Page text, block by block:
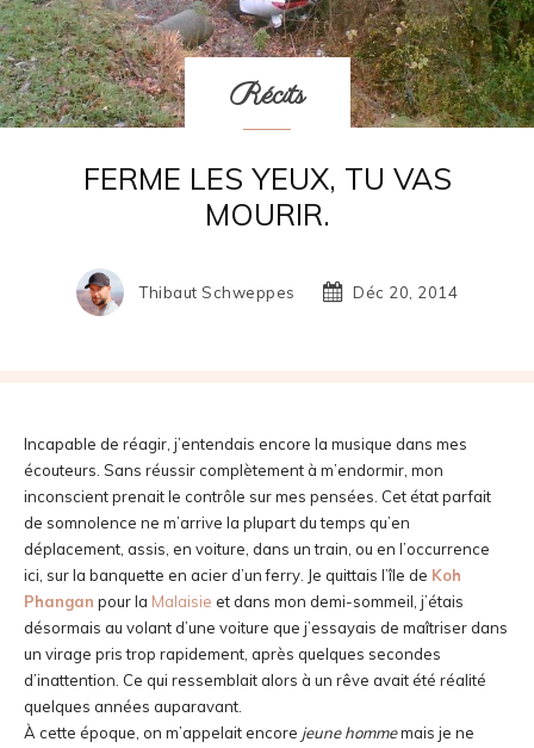
Récits
FERME LES YEUX, TU VAS
MOURIR.
Thibaut Schweppes Déc 20, 2014
Incapable de réagir, j’entendais encore la musique dans mes
écouteurs. Sans réussir complètement à m’endormir, mon
inconscient prenait le contrôle sur mes pensées. Cet état parfait
de somnolence ne m’arrive la plupart du temps qu’en
déplacement, assis, en voiture, dans un train, ou en l’occurrence
ici, sur la banquette en acier d’un ferry. Je quittais l’île de Koh
Phangan pour la Malaisie et dans mon demi-sommeil, j’étais
désormais au volant d’une voiture que j’essayais de maîtriser dans
un virage pris trop rapidement, après quelques secondes
d’inattention. Ce qui ressemblait alors à un rêve avait été réalité
quelques années auparavant.
À cette époque, on m’appelait encore jeune hommemais je ne